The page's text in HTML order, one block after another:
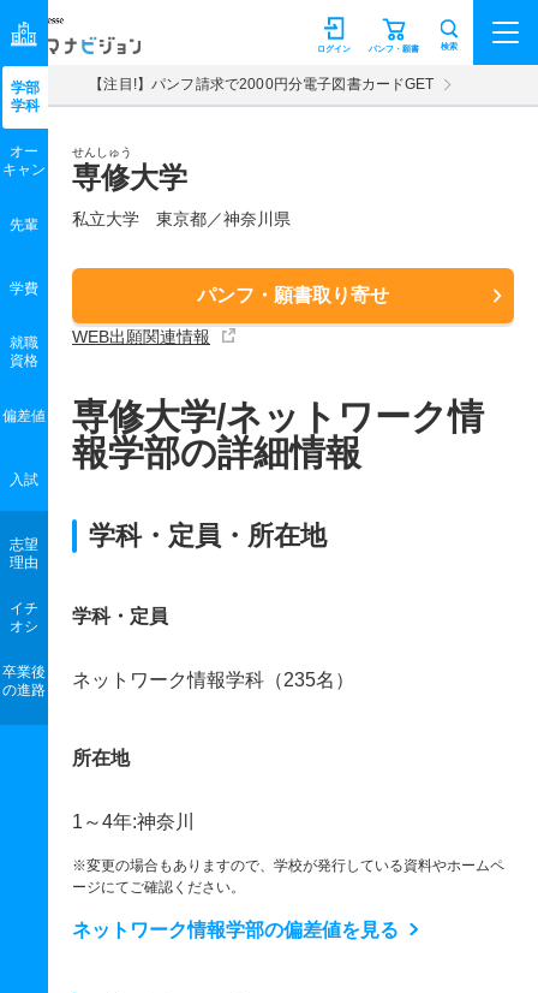
マナビジョン パンフ・願書
ログイン 検索
【注目!】パンフ請求で2000円分電子図書カードGET
せんしゅう
専修大学
私立大学 東京都／神奈川県
パンフ・願書取り寄せ
WEB出願関連情報
学部
学科
オー
キャン
先輩
学費
就職
資格
偏差値
入試
志望
理由
イチ
オシ
卒業後
の進路
専修大学/ネットワーク情
報学部の詳細情報
学科・定員・所在地
学科・定員
ネットワーク情報学科（235名）
所在地
1～4年:神奈川
※変更の場合もありますので、学校が発行している資料やホームペ
ージにてご確認ください。
ネットワーク情報学部の偏差値を見る